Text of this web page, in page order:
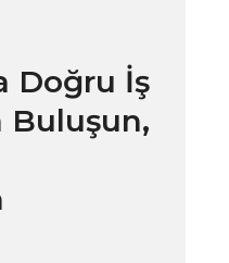
Doğru İş
Buluşun,